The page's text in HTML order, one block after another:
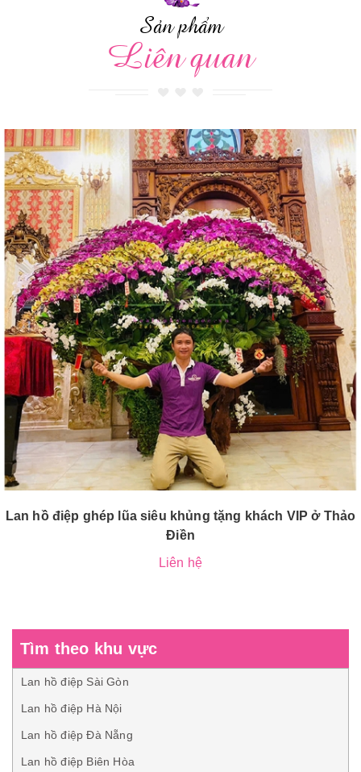
Sản phẩm
Liên quan
Lan hồ điệp ghép lũa siêu khủng tặng khách VIP ở Thảo
Điền
Liên hệ
Tìm theo khu vực
Lan hồ điệp Sài Gòn
Lan hồ điệp Hà Nội
Lan hồ điệp Đà Nẵng
Lan hồ điệp Biên Hòa